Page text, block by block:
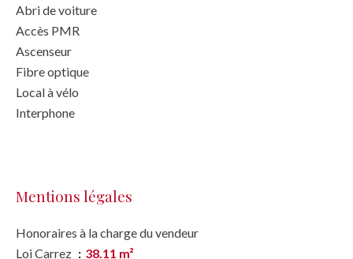
Abri de voiture
Accès PMR
Ascenseur
Fibre optique
Local à vélo
Interphone
Mentions légales
Honoraires à la charge du vendeur
Loi Carrez
38.11 m²